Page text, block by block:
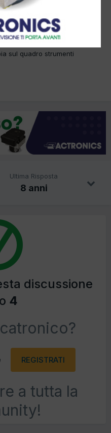
tre accelerate a 5000 giri al
ruota fonica con
motore, ovvero dopo le
quando facciamo un nuovo
sul quadro strumenti
Ultima Risposta
8 anni
discussione
4
REGISTRATI
a tutta la